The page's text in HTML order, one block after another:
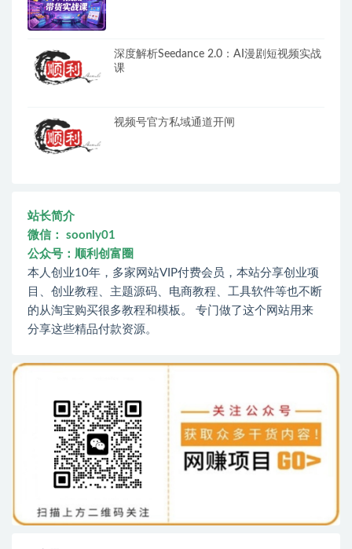
深度解析Seedance 2.0：AI漫剧短视频实战
课
视频号官方私域通道开闸
站长简介
微信： soonly01
公众号：顺利创富圈
本人创业10年，多家网站VIP付费会员，本站分享创业项
目、创业教程、主题源码、电商教程、工具软件等也不断
的从淘宝购买很多教程和模板。 专门做了这个网站用来
分享这些精品付款资源。